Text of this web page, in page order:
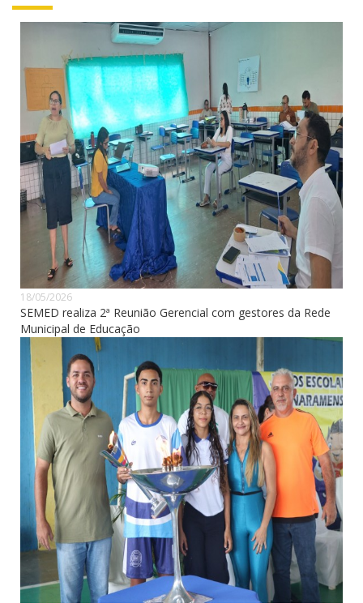
18/05/2026
SEMED realiza 2ª Reunião Gerencial com gestores da Rede
Municipal de Educação